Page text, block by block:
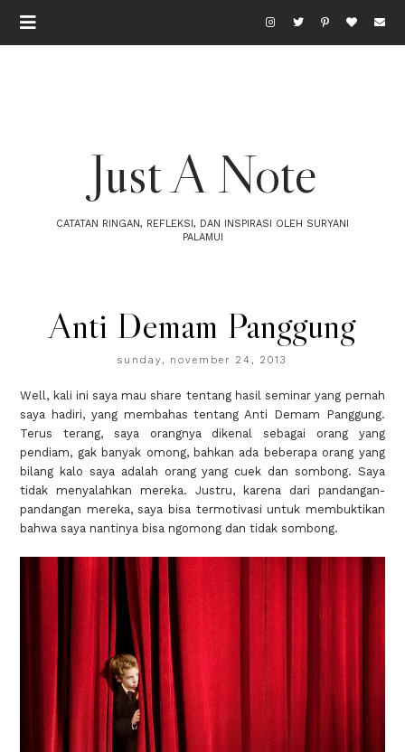
Just A Note
CATATAN RINGAN, REFLEKSI, DAN INSPIRASI OLEH SURYANI
PALAMUI
Anti Demam Panggung
sunday, november 24, 2013
Well, kali ini saya mau share tentang hasil seminar yang pernah
saya hadiri, yang membahas tentang Anti Demam Panggung.
Terus terang, saya orangnya dikenal sebagai orang yang
pendiam, gak banyak omong, bahkan ada beberapa orang yang
bilang kalo saya adalah orang yang cuek dan sombong. Saya
tidak menyalahkan mereka. Justru, karena dari pandangan-
pandangan mereka, saya bisa termotivasi untuk membuktikan
bahwa saya nantinya bisa ngomong dan tidak sombong.